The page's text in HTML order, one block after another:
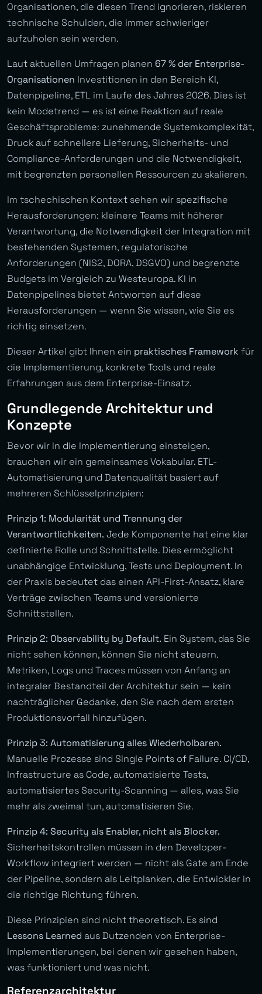
Organisationen, die diesen Trend ignorieren, riskieren
technische Schulden, die immer schwieriger
aufzuholen sein werden.
Laut aktuellen Umfragen planen 67 % der Enterprise-
Organisationen Investitionen in den Bereich KI,
Datenpipeline, ETL im Laufe des Jahres 2026. Dies ist
kein Modetrend — es ist eine Reaktion auf reale
Geschäftsprobleme: zunehmende Systemkomplexität,
Druck auf schnellere Lieferung, Sicherheits- und
Compliance-Anforderungen und die Notwendigkeit,
mit begrenzten personellen Ressourcen zu skalieren.
Im tschechischen Kontext sehen wir spezifische
Herausforderungen: kleinere Teams mit höherer
Verantwortung, die Notwendigkeit der Integration mit
bestehenden Systemen, regulatorische
Anforderungen (NIS2, DORA, DSGVO) und begrenzte
Budgets im Vergleich zu Westeuropa. KI in
Datenpipelines bietet Antworten auf diese
Herausforderungen — wenn Sie wissen, wie Sie es
richtig einsetzen.
Dieser Artikel gibt Ihnen ein praktisches Framework für
die Implementierung, konkrete Tools und reale
Erfahrungen aus dem Enterprise-Einsatz.
Grundlegende Architektur und
Konzepte
Bevor wir in die Implementierung einsteigen,
brauchen wir ein gemeinsames Vokabular. ETL-
Automatisierung und Datenqualität basiert auf
mehreren Schlüsselprinzipien:
Prinzip 1: Modularität und Trennung der
Verantwortlichkeiten. Jede Komponente hat eine klar
definierte Rolle und Schnittstelle. Dies ermöglicht
unabhängige Entwicklung, Tests und Deployment. In
der Praxis bedeutet das einen API-First-Ansatz, klare
Verträge zwischen Teams und versionierte
Schnittstellen.
Prinzip 2: Observability by Default. Ein System, das Sie
nicht sehen können, können Sie nicht steuern.
Metriken, Logs und Traces müssen von Anfang an
integraler Bestandteil der Architektur sein — kein
nachträglicher Gedanke, den Sie nach dem ersten
Produktionsvorfall hinzufügen.
Prinzip 3: Automatisierung alles Wiederholbaren.
Manuelle Prozesse sind Single Points of Failure. CI/CD,
Infrastructure as Code, automatisierte Tests,
automatisiertes Security-Scanning — alles, was Sie
mehr als zweimal tun, automatisieren Sie.
Prinzip 4: Security als Enabler, nicht als Blocker.
Sicherheitskontrollen müssen in den Developer-
Workflow integriert werden — nicht als Gate am Ende
der Pipeline, sondern als Leitplanken, die Entwickler in
die richtige Richtung führen.
Diese Prinzipien sind nicht theoretisch. Es sind
Lessons Learned aus Dutzenden von Enterprise-
Implementierungen, bei denen wir gesehen haben,
was funktioniert und was nicht.
Referenzarchitektur